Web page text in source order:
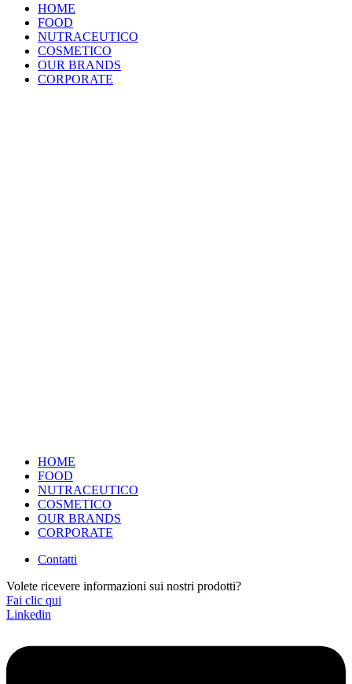
HOME
FOOD
NUTRACEUTICO
COSMETICO
OUR BRANDS
CORPORATE
HOME
FOOD
NUTRACEUTICO
COSMETICO
OUR BRANDS
CORPORATE
Contatti
Volete ricevere informazioni sui nostri prodotti?
Fai clic qui
Linkedin